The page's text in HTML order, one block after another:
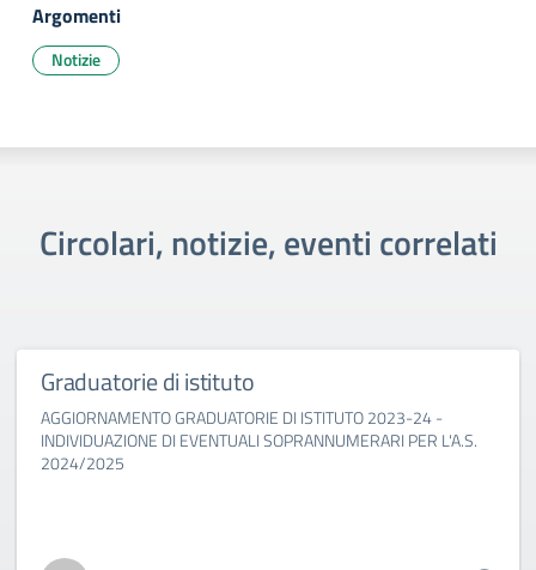
Argomenti
Notizie
Circolari, notizie, eventi correlati
Graduatorie di istituto
AGGIORNAMENTO GRADUATORIE DI ISTITUTO 2023-24 -
INDIVIDUAZIONE DI EVENTUALI SOPRANNUMERARI PER L'A.S.
2024/2025